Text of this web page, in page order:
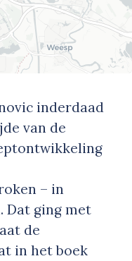
inderdaad
van de
– in
Dat ging met
de
in het boek